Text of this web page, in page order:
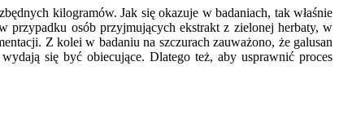
kilogramów. Jak się okazuje w badaniach, tak właśnie
przypadku osób przyjmujących ekstrakt z zielonej herbaty, w
Z kolei w badaniu na szczurach zauważono, że galusan
się być obiecujące. Dlatego też, aby usprawnić proces